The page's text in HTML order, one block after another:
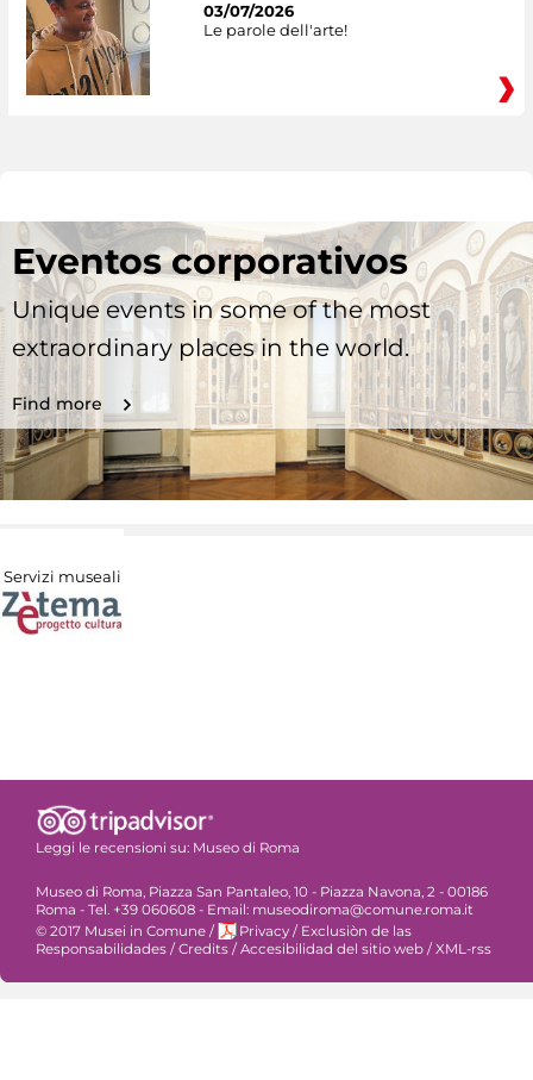
03/07/2026
Le parole dell'arte!
Eventos corporativos
Unique events in some of the most
extraordinary places in the world.
Find more
Servizi museali
Leggi le recensioni su: Museo di Roma
Museo di Roma, Piazza San Pantaleo, 10 - Piazza Navona, 2 - 00186
Roma - Tel. +39 060608 - Email: museodiroma@comune.roma.it
© 2017 Musei in Comune / Privacy / Exclusiòn de las
Responsabilidades /Credits /Accesibilidad del sitio web /XML-rss